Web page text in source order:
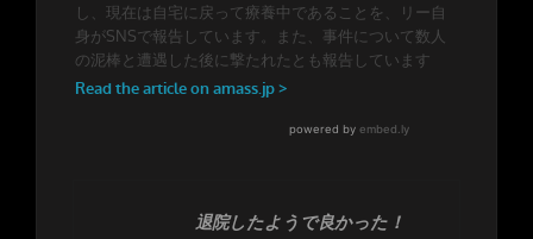
退院したようで良かった！